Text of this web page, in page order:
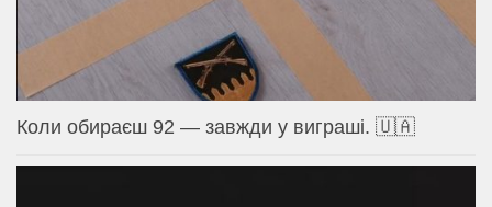
Коли обираєш 92 — завжди у виграші. 🇺🇦